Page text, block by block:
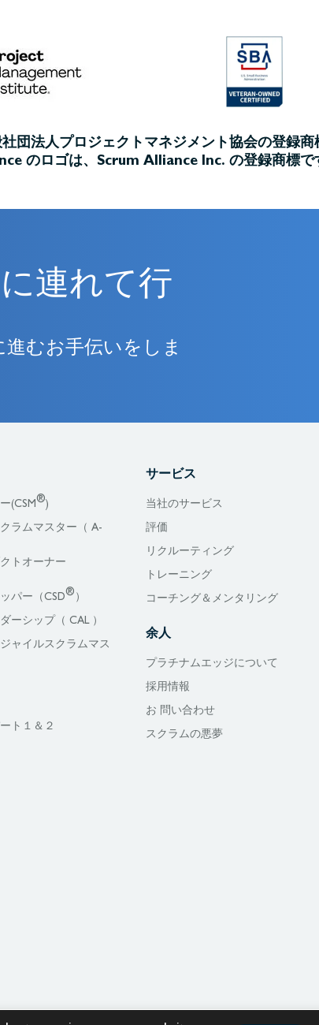
団法人プロジェクトマネジメント協会の登録商
のロゴは、Scrum Alliance Inc. の登録商標で
連れて行
むお手伝いをしま
(CSM®)
ラムマスター（ A-
トオーナー
パー（CSD® ）
ーシップ（ CAL ）
ャイルスクラムマス
ト１＆２
サービス
当社のサービス
評価
リクルーティング
トレーニング
コーチング＆メンタリング
余人
プラチナムエッジについて
採用情報
お 問い合わせ
スクラムの悪夢